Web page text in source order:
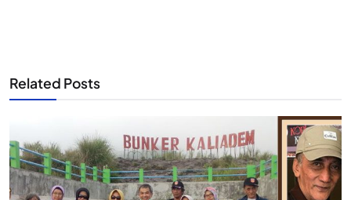
Related Posts